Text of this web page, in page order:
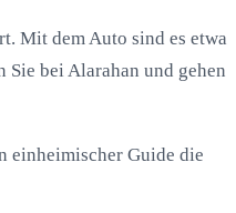
Mit dem Auto sind es etwa
bei Alarahan und gehen
einheimischer Guide die